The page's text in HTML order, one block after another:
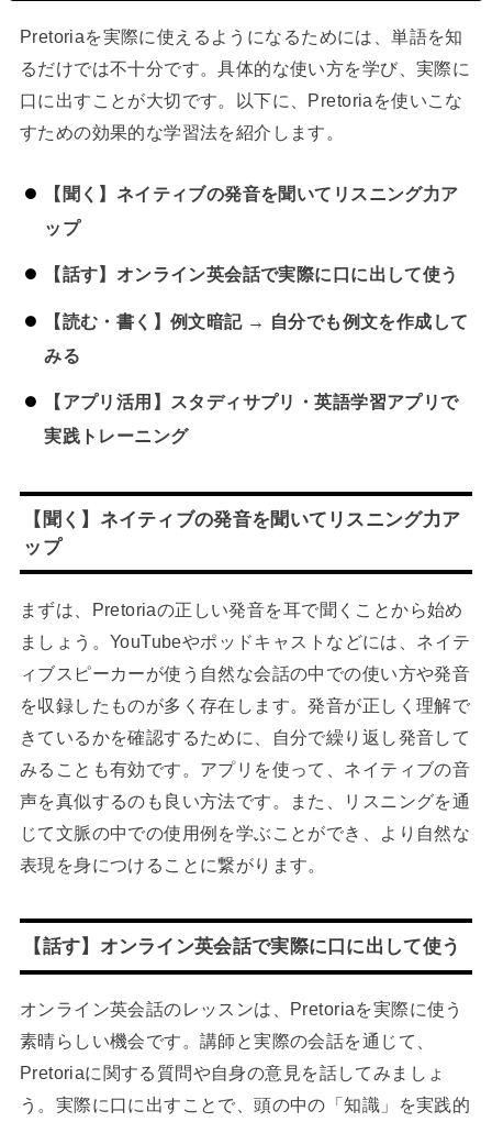
Pretoriaを実際に使えるようになるためには、単語を知
るだけでは不十分です。具体的な使い方を学び、実際に
口に出すことが大切です。以下に、Pretoriaを使いこな
すための効果的な学習法を紹介します。
【聞く】ネイティブの発音を聞いてリスニング力ア
ップ
【話す】オンライン英会話で実際に口に出して使う
【読む・書く】例文暗記 → 自分でも例文を作成して
みる
【アプリ活用】スタディサプリ・英語学習アプリで
実践トレーニング
【聞く】ネイティブの発音を聞いてリスニング力ア
ップ
まずは、Pretoriaの正しい発音を耳で聞くことから始め
ましょう。YouTubeやポッドキャストなどには、ネイテ
ィブスピーカーが使う自然な会話の中での使い方や発音
を収録したものが多く存在します。発音が正しく理解で
きているかを確認するために、自分で繰り返し発音して
みることも有効です。アプリを使って、ネイティブの音
声を真似するのも良い方法です。また、リスニングを通
じて文脈の中での使用例を学ぶことができ、より自然な
表現を身につけることに繋がります。
【話す】オンライン英会話で実際に口に出して使う
オンライン英会話のレッスンは、Pretoriaを実際に使う
素晴らしい機会です。講師と実際の会話を通じて、
Pretoriaに関する質問や自身の意見を話してみましょ
う。実際に口に出すことで、頭の中の「知識」を実践的